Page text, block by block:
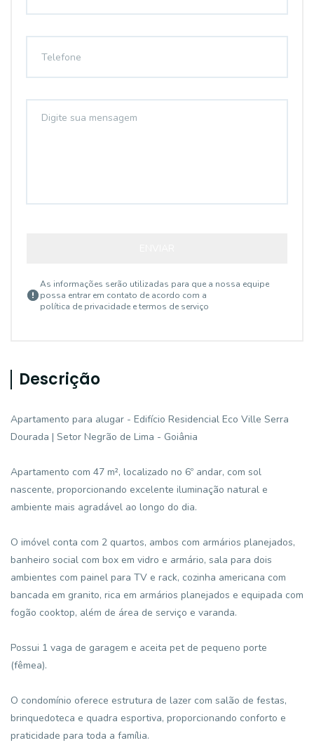
As informações serão utilizadas para que a nossa equipe
possa entrar em contato de acordo com a
política de privacidade e termos de serviço
Descrição
Apartamento para alugar - Edifício Residencial Eco Ville Serra
Dourada | Setor Negrão de Lima - Goiânia
Apartamento com 47 m², localizado no 6º andar, com sol
nascente, proporcionando excelente iluminação natural e
ambiente mais agradável ao longo do dia.
O imóvel conta com 2 quartos, ambos com armários planejados,
banheiro social com box em vidro e armário, sala para dois
ambientes com painel para TV e rack, cozinha americana com
bancada em granito, rica em armários planejados e equipada com
fogão cooktop, além de área de serviço e varanda.
Possui 1 vaga de garagem e aceita pet de pequeno porte
(fêmea).
O condomínio oferece estrutura de lazer com salão de festas,
brinquedoteca e quadra esportiva, proporcionando conforto e
praticidade para toda a família.